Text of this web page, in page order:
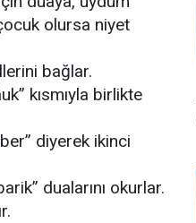
olursa niyet
bağlar.
kısmıyla birlikte
diyerek ikinci
dualarını okurlar.